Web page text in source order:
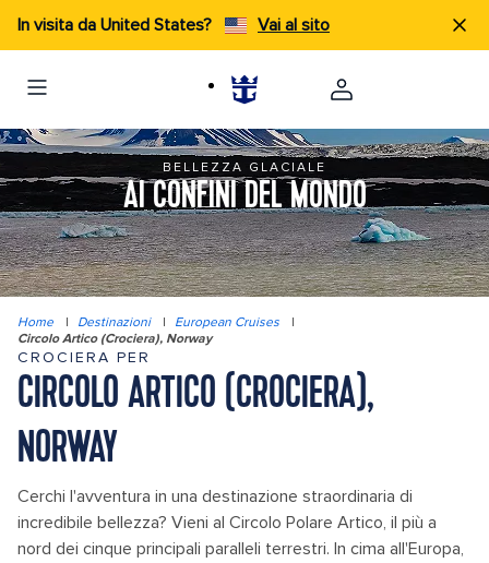
In visita da United States? Vai al sito
BELLEZZA GLACIALE
AI CONFINI DEL MONDO
Home | Destinazioni | European Cruises
|
Circolo Artico (Crociera), Norway
CROCIERA PER
CIRCOLO ARTICO (CROCIERA),
NORWAY
Cerchi l'avventura in una destinazione straordinaria di
incredibile bellezza? Vieni al Circolo Polare Artico, il più a
nord dei cinque principali paralleli terrestri. In cima all'Europa,